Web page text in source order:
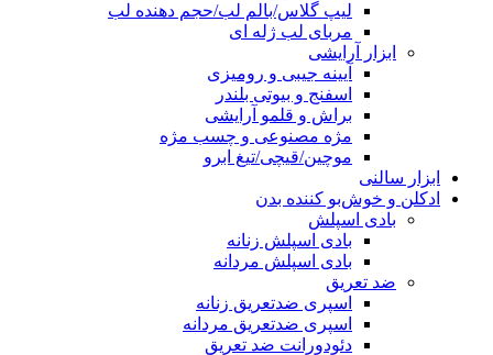
لیپ گلاس/بالم لب/حجم دهنده لب
مربای لب ژله ای
ابزار آرایشی
آیینه جیبی و رومیزی
اسفنج و بیوتی بلندر
براش و قلمو آرایشی
مژه مصنوعی و چسب مژه
موچین/قیچی/تیغ ابرو
ابزار سالنی
ادکلن و خوش‌بو کننده بدن
بادی اسپلش
بادی اسپلش زنانه
بادی اسپلش مردانه
ضد تعریق
اسپری ضدتعریق زنانه
اسپری ضدتعریق مردانه
دئودورانت ضد تعریق